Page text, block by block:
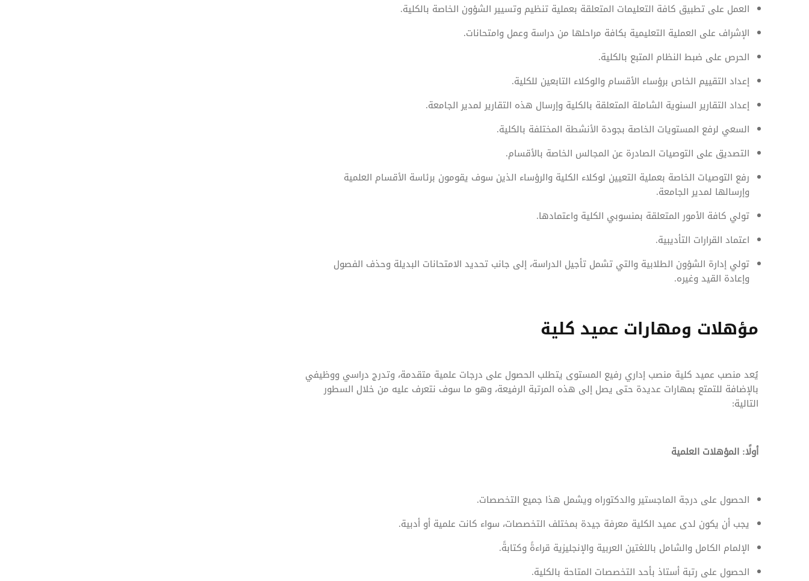
العمل على تطبيق كافة التعليمات المتعلقة بعملية تنظيم وتسيير الشؤون الخاصة بالكلية.
الإشراف على العملية التعليمية بكافة مراحلها من دراسة وعمل وامتحانات.
الحرص على ضبط النظام المتبع بالكلية.
إعداد التقييم الخاص برؤساء الأقسام والوكلاء التابعين للكلية.
إعداد التقارير السنوية الشاملة المتعلقة بالكلية وإرسال هذه التقارير لمدير الجامعة.
السعي لرفع المستويات الخاصة بجودة الأنشطة المختلفة بالكلية.
التصديق على التوصيات الصادرة عن المجالس الخاصة بالأقسام.
رفع التوصيات الخاصة بعملية التعيين لوكلاء الكلية والرؤساء الذين سوف يقومون برئاسة الأقسام العلمية
وإرسالها لمدير الجامعة.
تولي كافة الأمور المتعلقة بمنسوبي الكلية واعتمادها.
اعتماد القرارات التأديبية.
تولي إدارة الشؤون الطلابية والتي تشمل تأجيل الدراسة، إلى جانب تحديد الامتحانات البديلة وحذف الفصول
وإعادة القيد وغيره.
مؤهلات ومهارات عميد كلية
يُعد منصب عميد كلية منصب إداري رفيع المستوى يتطلب الحصول على درجات علمية متقدمة، وتدرج دراسي ووظيفي
بالإضافة للتمتع بمهارات عديدة حتى يصل إلى هذه المرتبة الرفيعة، وهو ما سوف نتعرف عليه من خلال السطور
التالية:
أولًا: المؤهلات العلمية
الحصول على درجة الماجستير والدكتوراه ويشمل هذا جميع التخصصات.
يجب أن يكون لدى عميد الكلية معرفة جيدة بمختلف التخصصات، سواء كانت علمية أو أدبية.
الإلمام الكامل والشامل باللغتين العربية والإنجليزية قراءةً وكتابةً.
الحصول على رتبة أستاذ بأحد التخصصات المتاحة بالكلية.